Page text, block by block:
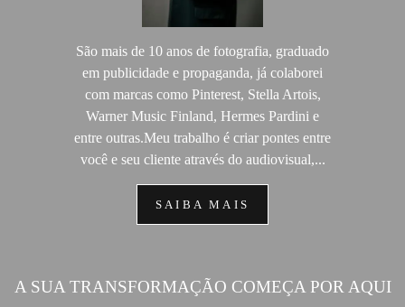
São mais de 10 anos de fotografia, graduado
em publicidade e propaganda, já colaborei
com marcas como Pinterest, Stella Artois,
Warner Music Finland, Hermes Pardini e
entre outras.Meu trabalho é criar pontes entre
você e seu cliente através do audiovisual,...
SAIBA MAIS
A SUA TRANSFORMAÇÃO COMEÇA POR AQUI